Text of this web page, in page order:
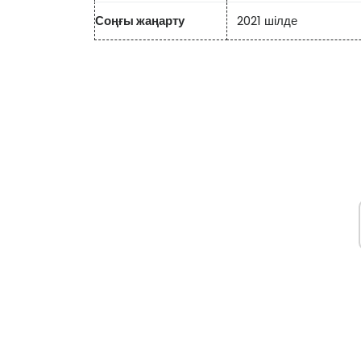
Соңғы жаңарту 2021 шілде